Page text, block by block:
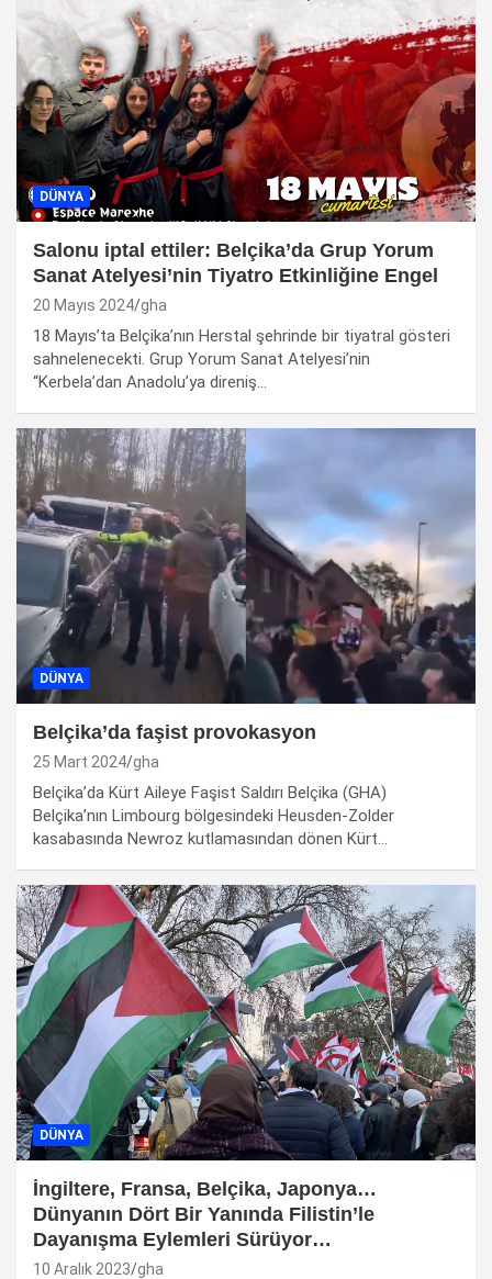
DÜNYA
Salonu iptal ettiler: Belçika’da Grup Yorum
Sanat Atelyesi’nin Tiyatro Etkinliğine Engel
20 Mayıs 2024 gha
18 Mayıs’ta Belçika’nın Herstal şehrinde bir tiyatral gösteri
sahnelenecekti. Grup Yorum Sanat Atelyesi’nin
“Kerbela’dan Anadolu’ya direniş…
DÜNYA
Belçika’da faşist provokasyon
25 Mart 2024 gha
Belçika’da Kürt Aileye Faşist Saldırı Belçika (GHA)
Belçika’nın Limbourg bölgesindeki Heusden-Zolder
kasabasında Newroz kutlamasından dönen Kürt…
DÜNYA
İngiltere, Fransa, Belçika, Japonya…
Dünyanın Dört Bir Yanında Filistin’le
Dayanışma Eylemleri Sürüyor…
10 Aralık 2023 gha